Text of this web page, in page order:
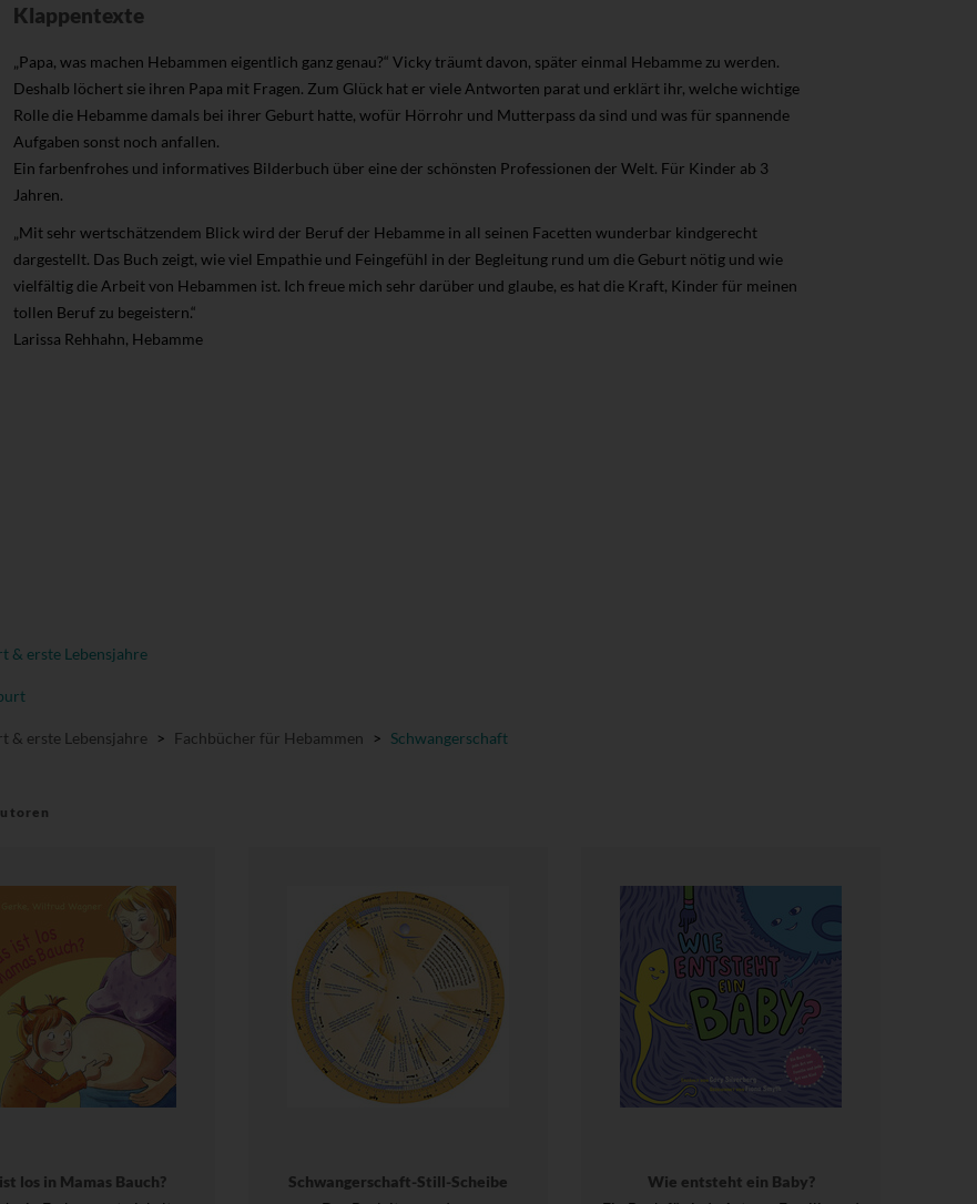
Klappentexte
„Papa, was machen Hebammen eigentlich ganz genau?“ Vicky träumt davon, später einmal Hebamme zu werden.
Deshalb löchert sie ihren Papa mit Fragen. Zum Glück hat er viele Antworten parat und erklärt ihr, welche wichtige
Rolle die Hebamme damals bei ihrer Geburt hatte, wofür Hörrohr und Mutterpass da sind und was für spannende
Aufgaben sonst noch anfallen.
Ein farbenfrohes und informatives Bilderbuch über eine der schönsten Professionen der Welt. Für Kinder ab 3
Jahren.
„Mit sehr wertschätzendem Blick wird der Beruf der Hebamme in all seinen Facetten wunderbar kindgerecht
dargestellt. Das Buch zeigt, wie viel Empathie und Feingefühl in der Begleitung rund um die Geburt nötig und wie
vielfältig die Arbeit von Hebammen ist. Ich freue mich sehr darüber und glaube, es hat die Kraft, Kinder für meinen
tollen Beruf zu begeistern.“
Larissa Rehhahn, Hebamme
& erste Lebensjahre
& erste Lebensjahre > Fachbücher für Hebammen > Schwangerschaft
los in Mamas Bauch?
Schwangerschaft-Still-Scheibe
Wie entsteht ein Baby?